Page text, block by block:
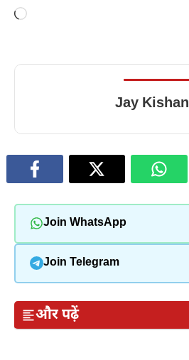
Loading…
Jay Kishan
Join WhatsApp
Join Telegram
और पढ़ें